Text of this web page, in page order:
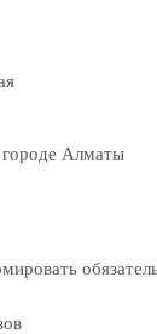
Алматы